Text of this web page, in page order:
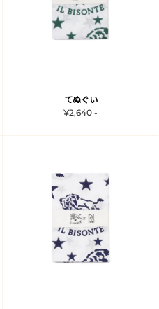
てぬぐい
¥2,640 -